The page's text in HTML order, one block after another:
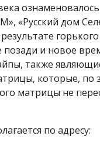
«Русский дом
и новое
также
которые,
матрицы не
по адресу: